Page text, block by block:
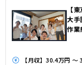
【
大
作業
【月収】30.4万円 ～